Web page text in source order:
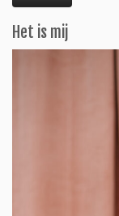
Het is mij